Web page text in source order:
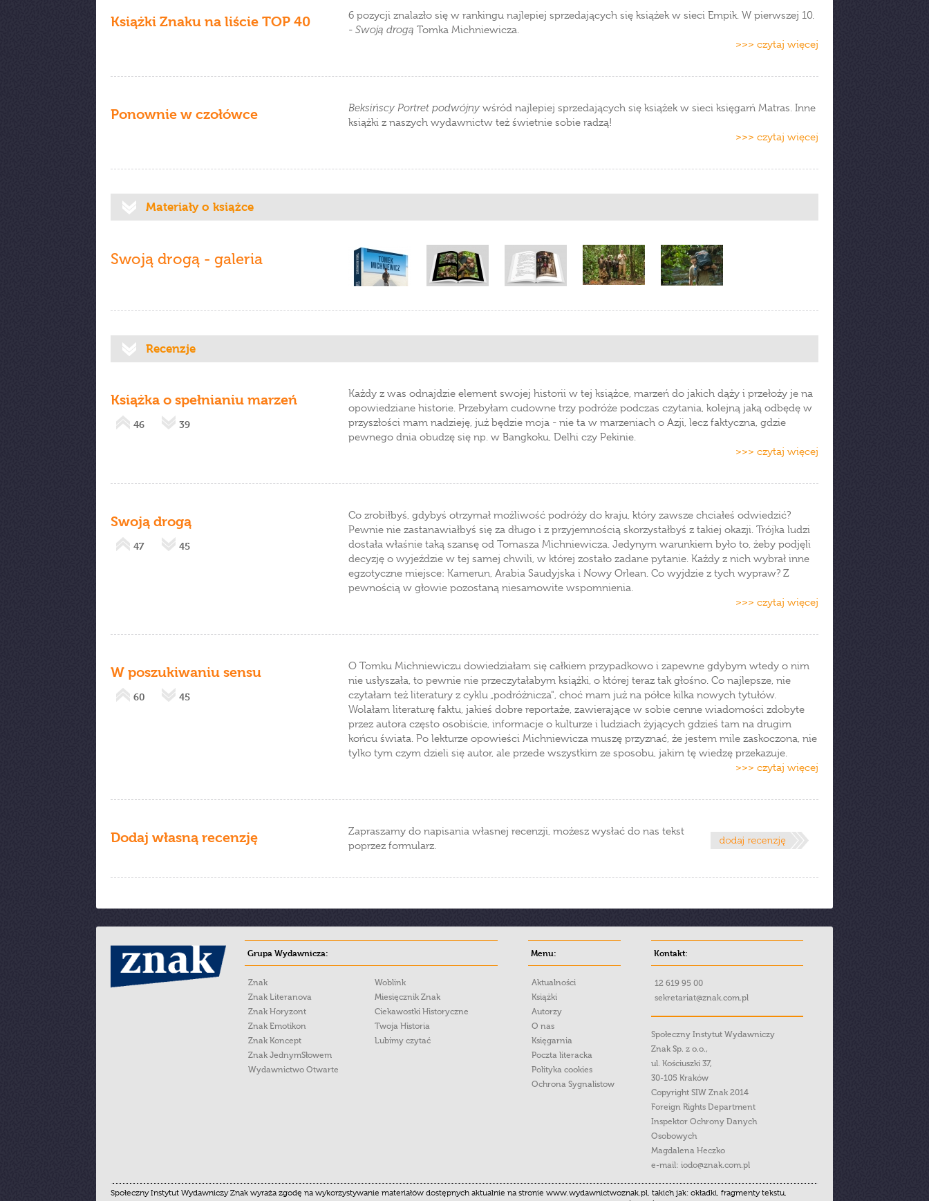
Książki Znaku na liście TOP 40
6 pozycji znalazło się w rankingu najlepiej sprzedających się książek w sieci Empik. W pierwszej 10.
- Swoją drogą Tomka Michniewicza.
>>> czytaj więcej
Ponownie w czołówce Beksińscy Portret podwójnywśród najlepiej sprzedających się książek w sieci księgarń Matras. Inne
książki z naszych wydawnictw też świetnie sobie radzą!
>>> czytaj więcej
Materiały o książce
Swoją drogą - galeria
Recenzje
Książka o spełnianiu marzeń
46 39
Każdy z was odnajdzie element swojej historii w tej książce, marzeń do jakich dąży i przełoży je na
opowiedziane historie. Przebyłam cudowne trzy podróże podczas czytania, kolejną jaką odbędę w
przyszłości mam nadzieję, już będzie moja - nie ta w marzeniach o Azji, lecz faktyczna, gdzie
pewnego dnia obudzę się np. w Bangkoku, Delhi czy Pekinie.
>>> czytaj więcej
Swoją drogą
47 45
Co zrobiłbyś, gdybyś otrzymał możliwość podróży do kraju, który zawsze chciałeś odwiedzić?
Pewnie nie zastanawiałbyś się za długo i z przyjemnością skorzystałbyś z takiej okazji. Trójka ludzi
dostała właśnie taką szansę od Tomasza Michniewicza. Jedynym warunkiem było to, żeby podjęli
decyzję o wyjeździe w tej samej chwili, w której zostało zadane pytanie. Każdy z nich wybrał inne
egzotyczne miejsce: Kamerun, Arabia Saudyjska i Nowy Orlean. Co wyjdzie z tych wypraw? Z
pewnością w głowie pozostaną niesamowite wspomnienia.
>>> czytaj więcej
W poszukiwaniu sensu
60 45
O Tomku Michniewiczu dowiedziałam się całkiem przypadkowo i zapewne gdybym wtedy o nim
nie usłyszała, to pewnie nie przeczytałabym książki, o której teraz tak głośno. Co najlepsze, nie
czytałam też literatury z cyklu „podróżnicza", choć mam już na półce kilka nowych tytułów.
Wolałam literaturę faktu, jakieś dobre reportaże, zawierające w sobie cenne wiadomości zdobyte
przez autora często osobiście, informacje o kulturze i ludziach żyjących gdzieś tam na drugim
końcu świata. Po lekturze opowieści Michniewicza muszę przyznać, że jestem mile zaskoczona, nie
tylko tym czym dzieli się autor, ale przede wszystkim ze sposobu, jakim tę wiedzę przekazuje.
>>> czytaj więcej
Dodaj własną recenzję
Zapraszamy do napisania własnej recenzji, możesz wysłać do nas tekst
poprzez formularz.
Grupa Wydawnicza:
Znak
Znak Literanova
Znak Horyzont
Znak Emotikon
Znak Koncept
Znak JednymSłowem
Wydawnictwo Otwarte
Woblink
Miesięcznik Znak
Ciekawostki Historyczne
Twoja Historia
Lubimy czytać
Menu:
Aktualności
Książki
Autorzy
O nas
Księgarnia
Poczta literacka
Polityka cookies
Ochrona Sygnalistow
Kontakt:
12 619 95 00
sekretariat@znak.com.pl
Społeczny Instytut Wydawniczy
Znak Sp. z o.o.,
ul. Kościuszki 37,
30-105 Kraków
Copyright SIW Znak 2014
Foreign Rights Department
Inspektor Ochrony Danych
Osobowych
Magdalena Heczko
e-mail: iodo@znak.com.pl
Społeczny Instytut Wydawniczy Znak wyraża zgodę na wykorzystywanie materiałów dostępnych aktualnie na stronie www.wydawnictwoznak.pl, takich jak: okładki, fragmenty tekstu,